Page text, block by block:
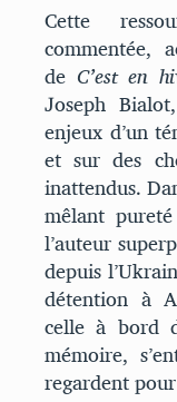
Cette
commentée,
de C’est en
Joseph
enjeux d’un
et sur des
inattendus.
mêlant
l’auteur
depuis
détention à
celle à bord
mémoire,
regardent